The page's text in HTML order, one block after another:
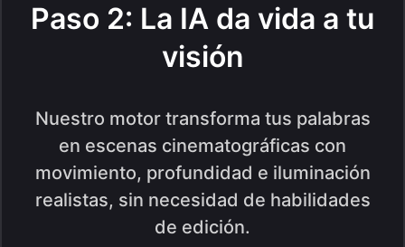
Paso 2: La IA da vida a tu
visión
Nuestro motor transforma tus palabras
en escenas cinematográficas con
movimiento, profundidad e iluminación
realistas, sin necesidad de habilidades
de edición.